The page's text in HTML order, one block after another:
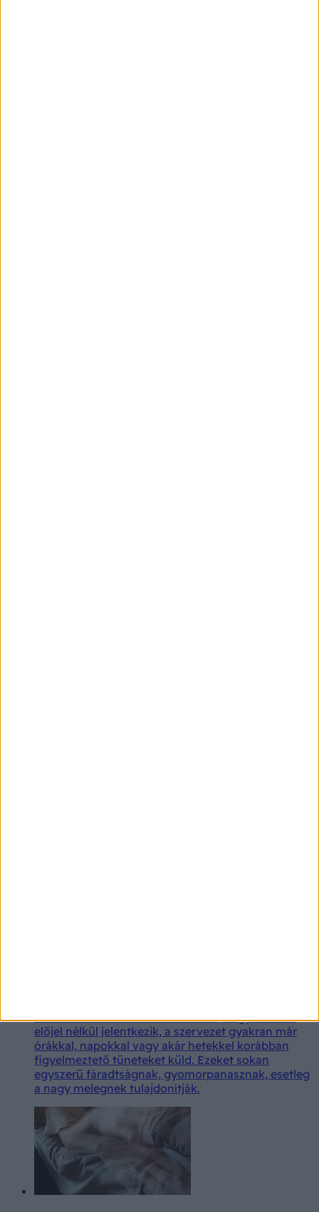
másikra alakul ki. Bár előfordulhat, hogy minden
előjel nélkül jelentkezik, a szervezet gyakran már
órákkal, napokkal vagy akár hetekkel korábban
figyelmeztető tüneteket küld. Ezeket sokan
egyszerű fáradtságnak, gyomorpanasznak, esetleg
a nagy melegnek tulajdonítják.